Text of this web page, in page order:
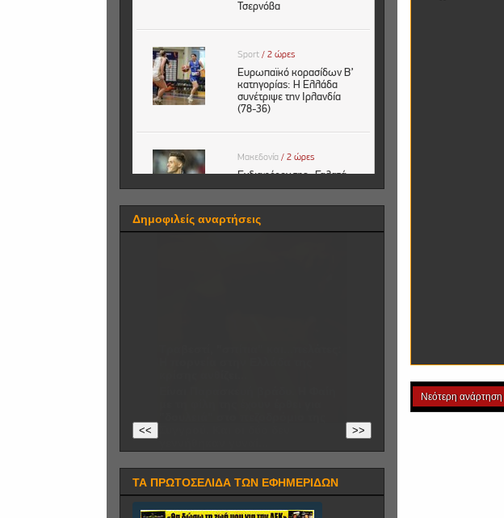
Νεότερη ανάρτηση
Δημοφιλείς αναρτήσεις
>>
<<
ΤΑ ΠΡΩΤΟΣΕΛΙΔΑ ΤΩΝ ΕΦΗΜΕΡΙΔΩΝ